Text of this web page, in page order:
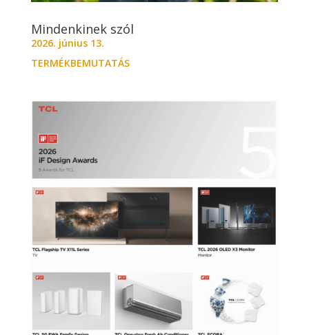
Mindenkinek szól
2026. június 13.
TERMÉKBEMUTATÁS